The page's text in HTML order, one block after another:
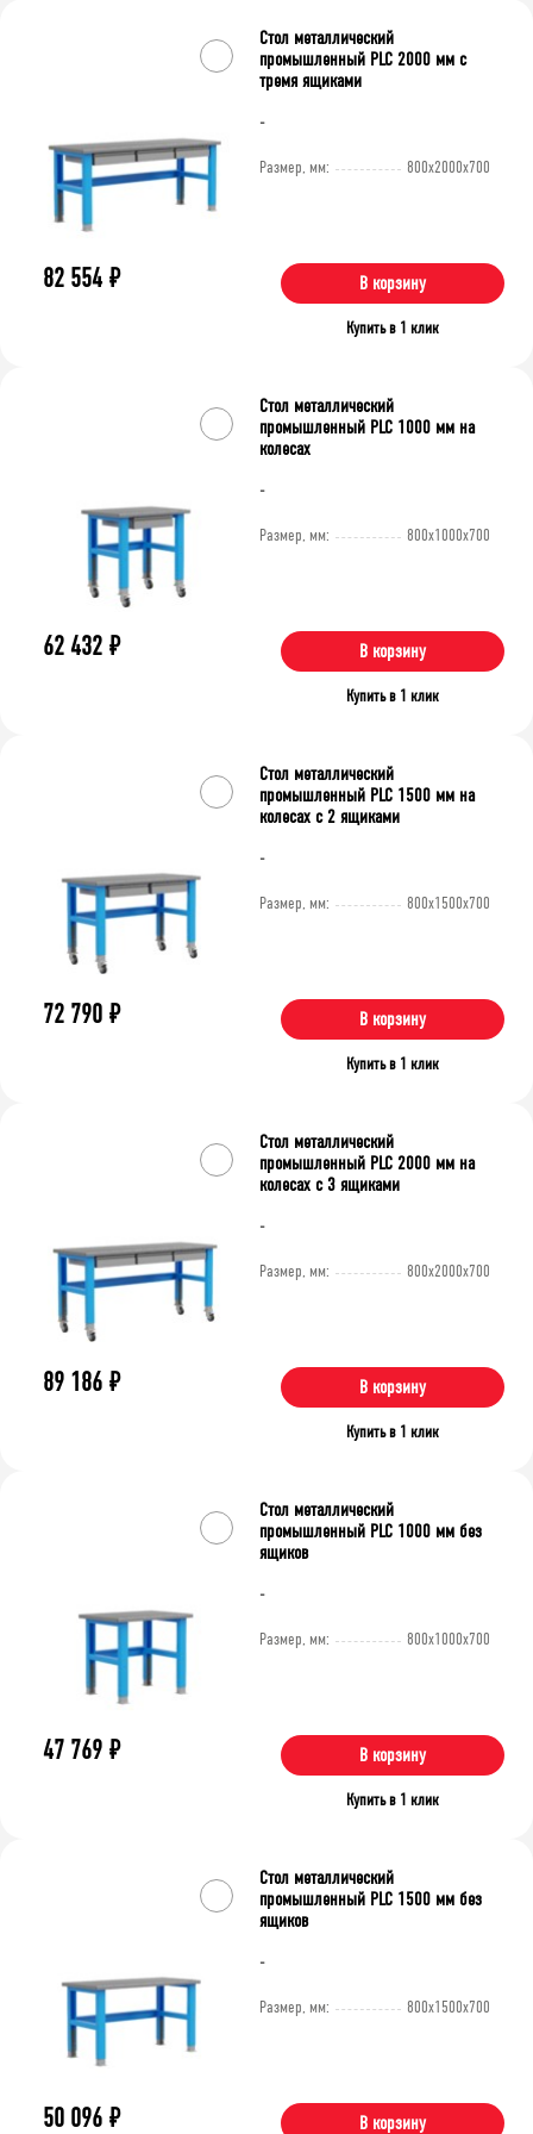
-
Стол металлический
промышленный PLC 2000 мм с
тремя ящиками
Размер, мм: 800x2000x700
82 554 ₽ В корзину
Купить в 1 клик
-
Стол металлический
промышленный PLC 1000 мм на
колесах
Размер, мм: 800x1000x700
62 432 ₽ В корзину
Купить в 1 клик
-
Стол металлический
промышленный PLC 1500 мм на
колесах с 2 ящиками
Размер, мм: 800x1500x700
72 790 ₽ В корзину
Купить в 1 клик
-
Стол металлический
промышленный PLC 2000 мм на
колесах с 3 ящиками
Размер, мм: 800x2000x700
89 186 ₽ В корзину
Купить в 1 клик
-
Стол металлический
промышленный PLC 1000 мм без
ящиков
Размер, мм: 800x1000x700
47 769 ₽ В корзину
Купить в 1 клик
-
Стол металлический
промышленный PLC 1500 мм без
ящиков
Размер, мм: 800x1500x700
50 096 ₽ В корзину